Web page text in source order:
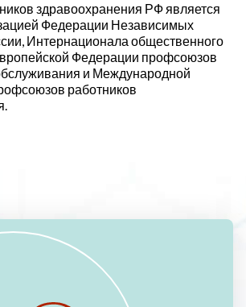
здравоохранения РФ является
Федерации Независимых
Интернационала общественного
Федерации профсоюзов
и Международной
работников